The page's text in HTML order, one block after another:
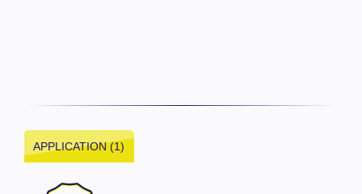
APPLICATION (1)